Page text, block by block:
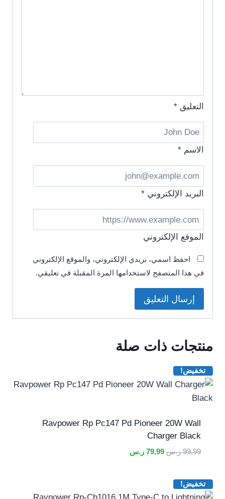
التعليق *
الاسم *
البريد الإلكتروني *
الموقع الإلكتروني
احفظ اسمي، بريدي الإلكتروني، والموقع الإلكتروني
في هذا المتصفح لاستخدامها المرة المقبلة في تعليقي.
منتجات ذات صلة
تخفيض!
Ravpower Rp Pc147 Pd Pioneer 20W Wall
Charger Black
99,99 ر.س السعر
79,99 ر.س
تخفيض!